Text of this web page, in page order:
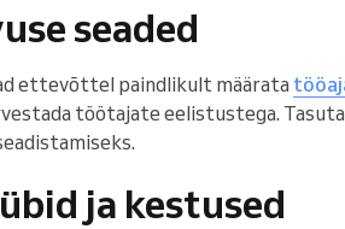
seaded
ettevõttel paindlikult määrata
töötajate eelistustega.
ja kestused